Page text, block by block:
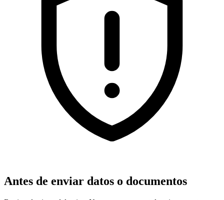
Antes de enviar datos o documentos